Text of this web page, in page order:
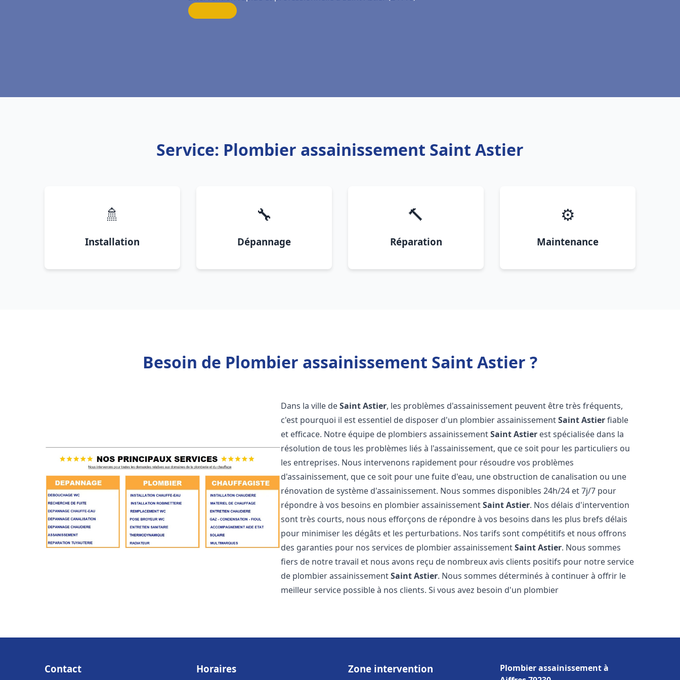
Service: Plombier assainissement Saint Astier
🚿
Installation
🔧
Dépannage
🔨
Réparation
⚙️
Maintenance
Besoin de Plombier assainissement Saint Astier ?
Dans la ville deSaint Astier, les problèmes d'assainissement peuvent être très fréquents,
c'est pourquoi il est essentiel de disposer d'un plombier assainissementSaint Astierfiable
et efficace. Notre équipe de plombiers assainissementSaint Astier est spécialisée dans la
résolution de tous les problèmes liés à l'assainissement, que ce soit pour les particuliers ou
les entreprises. Nous intervenons rapidement pour résoudre vos problèmes
d'assainissement, que ce soit pour une fuite d'eau, une obstruction de canalisation ou une
rénovation de système d'assainissement. Nous sommes disponibles 24h/24 et 7j/7 pour
répondre à vos besoins en plombier assainissementSaint Astier. Nos délais d'intervention
sont très courts, nous nous efforçons de répondre à vos besoins dans les plus brefs délais
pour minimiser les dégâts et les perturbations. Nos tarifs sont compétitifs et nous offrons
des garanties pour nos services de plombier assainissementSaint Astier. Nous sommes
fiers de notre travail et nous avons reçu de nombreux avis clients positifs pour notre service
de plombier assainissementSaint Astier. Nous sommes déterminés à continuer à offrir le
meilleur service possible à nos clients. Si vous avez besoin d'un plombier
Contact Horaires Zone intervention
Plombier assainissement à